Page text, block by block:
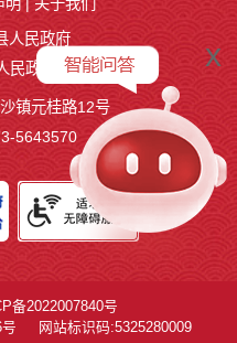
x
人民政府
民政府办公室
镇元桂路12号
5643570
备2022007840号
网站标识码:5325280009